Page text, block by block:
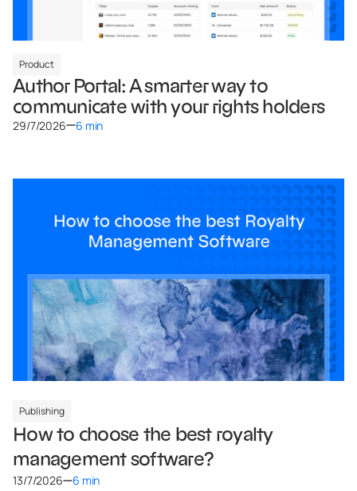
Product
Author Portal: A smarter way to
communicate with your rights holders
29/7/2026 6 min
Publishing
How to choose the best royalty
management software?
13/7/2026 6 min